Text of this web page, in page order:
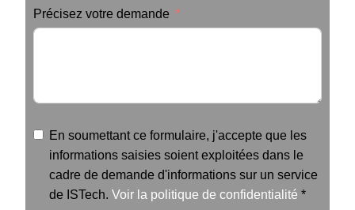
Précisez votre demande
En soumettant ce formulaire, j'accepte que les
informations saisies soient exploitées dans le
cadre de demande d'informations sur un service
de ISTech. Voir la politique de confidentialité *